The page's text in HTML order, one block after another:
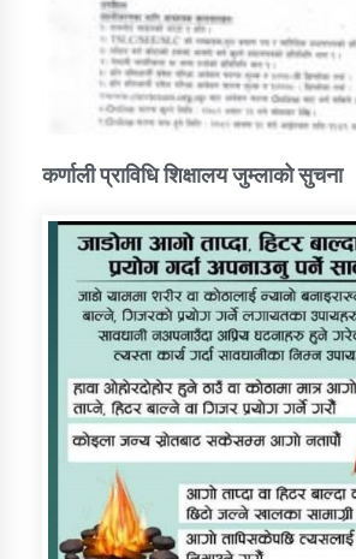
कर्णाली प्राविधि शिक्षालय जुम्लाको सुचना